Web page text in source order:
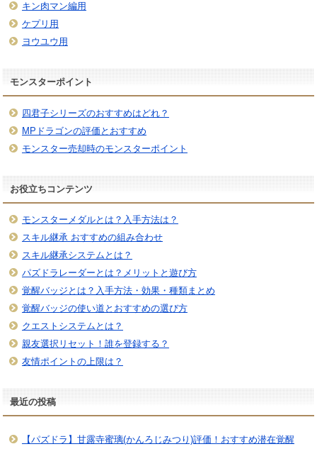
キン肉マン編用
ケプリ用
ヨウユウ用
モンスターポイント
四君子シリーズのおすすめはどれ？
MPドラゴンの評価とおすすめ
モンスター売却時のモンスターポイント
お役立ちコンテンツ
モンスターメダルとは？入手方法は？
スキル継承 おすすめの組み合わせ
スキル継承システムとは？
パズドラレーダーとは？メリットと遊び方
覚醒バッジとは？入手方法・効果・種類まとめ
覚醒バッジの使い道とおすすめの選び方
クエストシステムとは？
親友選択リセット！誰を登録する？
友情ポイントの上限は？
最近の投稿
【パズドラ】甘露寺蜜璃(かんろじみつり)評価！おすすめ潜在覚醒